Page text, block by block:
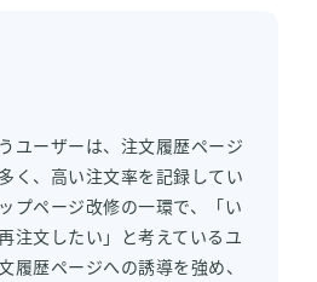
ユーザーは、注文履歴ページ
く、高い注文率を記録してい
プページ改修の一環で、「い
注文したい」と考えているユ
履歴ページへの誘導を強め、